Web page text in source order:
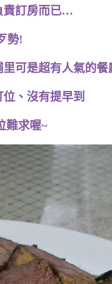
責訂房而已…
勢!
可是超有人氣的餐
、沒有提早到
難求喔~